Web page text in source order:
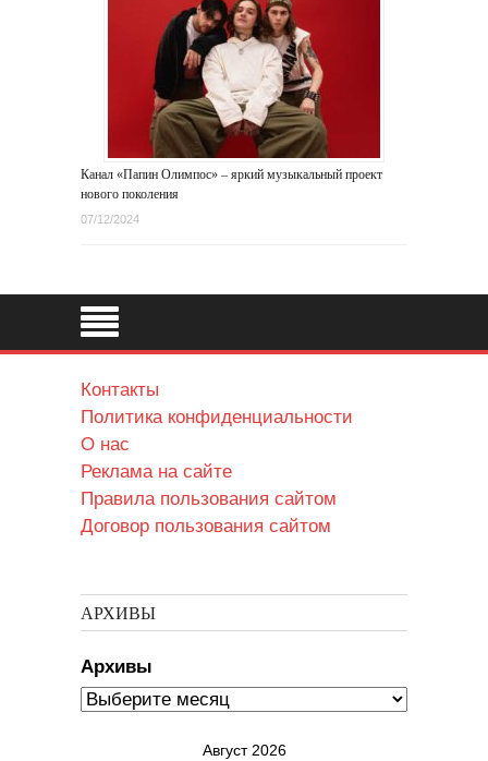
Канал «Папин Олимпос» – яркий музыкальный проект
нового поколения
07/12/2024
Контакты
Политика конфиденциальности
О нас
Реклама на сайте
Правила пользования сайтом
Договор пользования сайтом
АРХИВЫ
Архивы
Август 2026